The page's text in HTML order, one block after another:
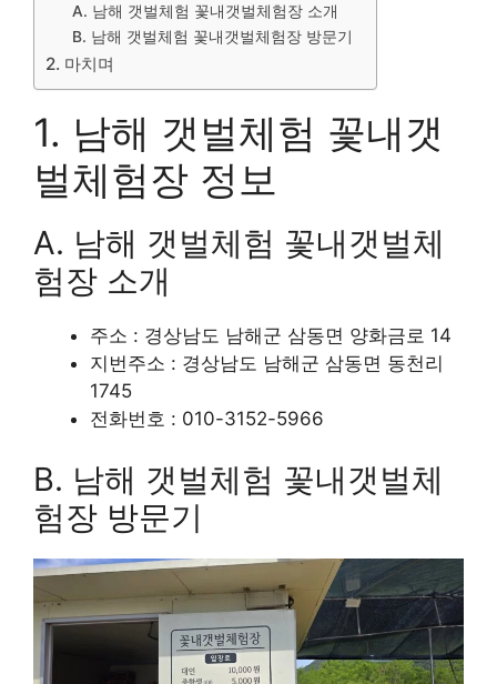
A. 남해 갯벌체험 꽃내갯벌체험장 소개
B. 남해 갯벌체험 꽃내갯벌체험장 방문기
2. 마치며
1. 남해 갯벌체험 꽃내갯
벌체험장 정보
A. 남해 갯벌체험 꽃내갯벌체
험장 소개
주소 : 경상남도 남해군 삼동면 양화금로 14
지번주소 : 경상남도 남해군 삼동면 동천리
1745
전화번호 : 010-3152-5966
B. 남해 갯벌체험 꽃내갯벌체
험장 방문기